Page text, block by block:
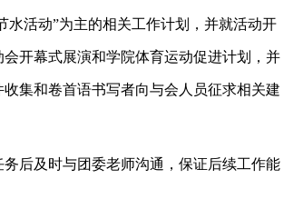
水活动”为主的相关工作计划，并就活动开
开幕式展演和学院体育运动促进计划，并
集和卷首语书写者向与会人员征求相关建
后及时与团委老师沟通，保证后续工作能